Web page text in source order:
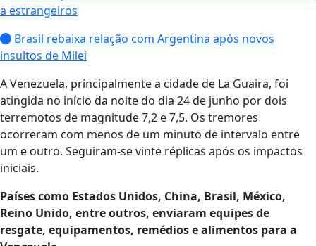
a estrangeiros
Brasil rebaixa relação com Argentina após novos
insultos de Milei
A Venezuela, principalmente a cidade de La Guaira, foi
atingida no início da noite do dia 24 de junho por dois
terremotos de magnitude 7,2 e 7,5. Os tremores
ocorreram com menos de um minuto de intervalo entre
um e outro. Seguiram-se vinte réplicas após os impactos
iniciais.
Países como Estados Unidos, China, Brasil, México,
Reino Unido, entre outros, enviaram equipes de
resgate, equipamentos, remédios e alimentos para a